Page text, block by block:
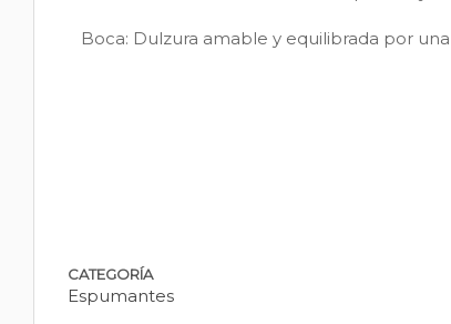
Boca: Dulzura amable y equilibrada por
CATEGORÍA
Espumantes